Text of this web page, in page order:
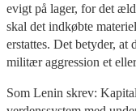
evigt på lager, for det
skal det indkøbte
erstattes. Det betyder,
militær aggression et
Som Lenin skrev: